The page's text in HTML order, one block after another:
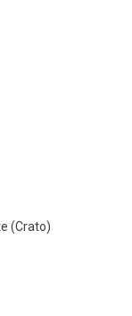
(Crato)